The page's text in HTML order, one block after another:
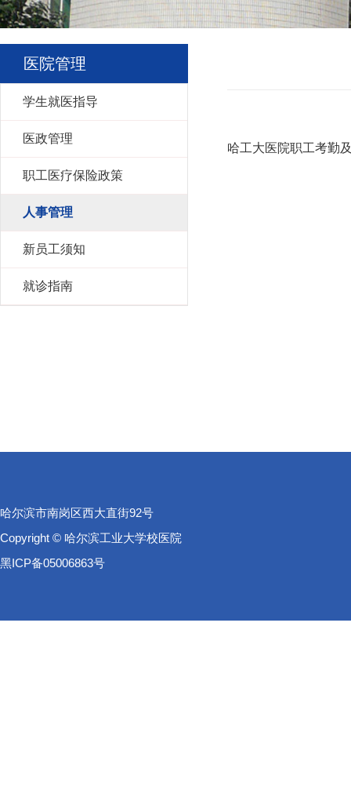
医院管理
学生就医指导
医政管理
职工医疗保险政策
人事管理
新员工须知
就诊指南
哈工大医院职工考勤
哈尔滨市南岗区西大直街92号
Copyright © 哈尔滨工业大学校医院
黑ICP备05006863号